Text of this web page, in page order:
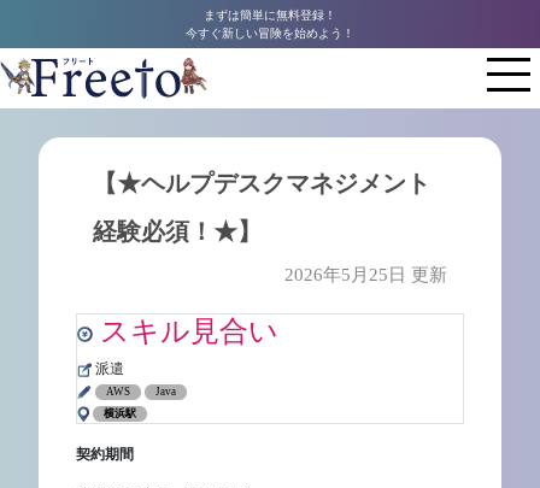
まずは簡単に無料登録！
今すぐ新しい冒険を始めよう！
【★ヘルプデスクマネジメント
経験必須！★】
2026年5月25日 更新
スキル見合い
派遣
AWS
Java
横浜駅
契約期間